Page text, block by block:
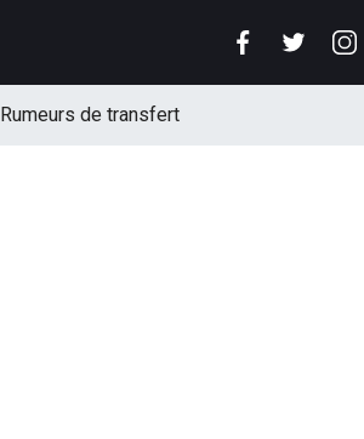
Rumeurs de transfert